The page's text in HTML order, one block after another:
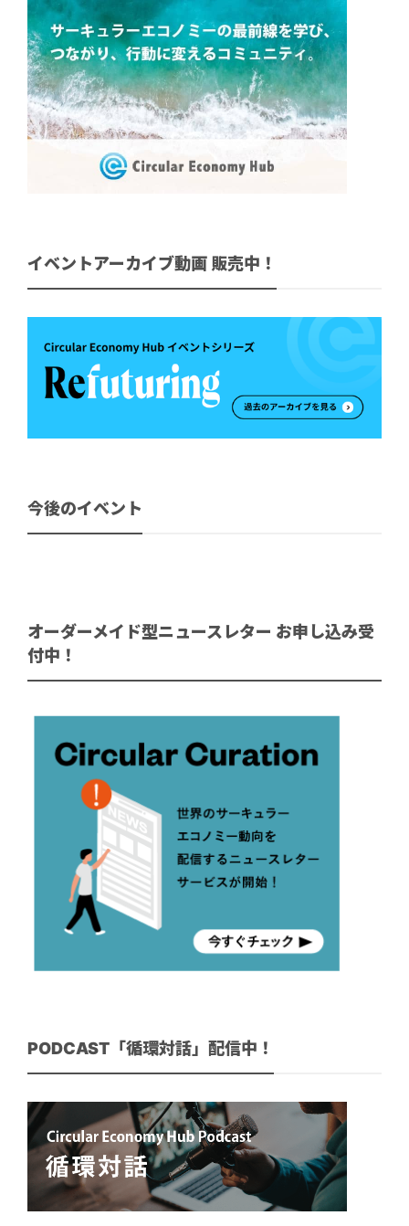
イベントアーカイブ動画 販売中！
今後のイベント
オーダーメイド型ニュースレター お申し込み受
付中！
PODCAST「循環対話」配信中！